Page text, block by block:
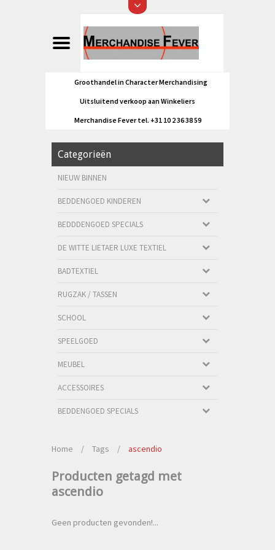
Groothandel in Character Merchandising
Uitsluitend verkoop aan Winkeliers
Merchandise Fever tel. +31 10 2 36 38 59
Categorieën
NIEUW BINNEN
BEDDENGOED KINDEREN
BEDDDENGOED SPECIALS
DE WITTE LIETAER LUXE TEXTIEL
BADTEXTIEL
RUGZAK / TASSEN
SCHOOL
SPEELGOED
MEUBEL
ACCESSOIRES
BEDDENGOED SPECIALS
Home / Tags / ascendio
Producten getagd met
ascendio
Geen producten gevonden!...